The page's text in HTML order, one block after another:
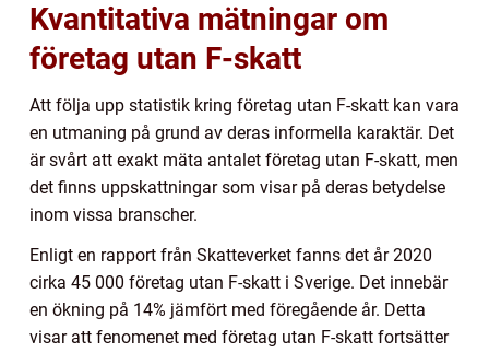
Kvantitativa mätningar om
företag utan F-skatt
Att följa upp statistik kring företag utan F-skatt kan vara
en utmaning på grund av deras informella karaktär. Det
är svårt att exakt mäta antalet företag utan F-skatt, men
det finns uppskattningar som visar på deras betydelse
inom vissa branscher.
Enligt en rapport från Skatteverket fanns det år 2020
cirka 45 000 företag utan F-skatt i Sverige. Det innebär
en ökning på 14% jämfört med föregående år. Detta
visar att fenomenet med företag utan F-skatt fortsätter